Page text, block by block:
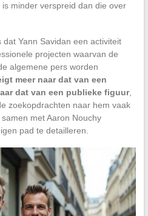
minder verspreid dan die over
Yann Savidan een activiteit
projecten waarvan de
algemene pers worden
meer naar dat van een
dat van een publieke figuur,
zoekopdrachten naar hem vaak
met Aaron Nouchy
pad te detailleren.